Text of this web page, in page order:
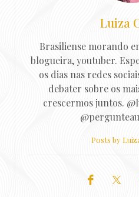
Luiza
Brasiliense morando
blogueira, youtuber.
os dias nas redes
debater sobre os
crescermos juntos.
Posts by